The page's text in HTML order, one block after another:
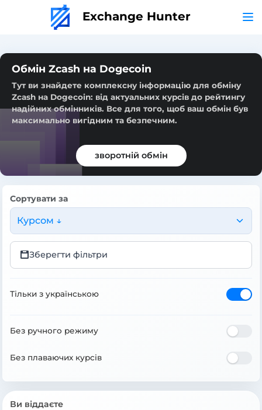
Exchange Hunter
Обмін Zcash на Dogecoin
Тут ви знайдете комплексну інформацію для обміну
Zcash на Dogecoin: від актуальних курсів до рейтингу
надійних обмінників. Все для того, щоб ваш обмін був
максимально вигідним та безпечним.
зворотній обмін
Сортувати за
Курсом ↓
Зберегти фільтри
Тільки з українською
Без ручного режиму
Без плаваючих курсів
Ви віддаєте